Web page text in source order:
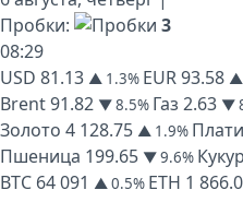
Пробки:
3
08:29
USD 81.13 ▲ 1.3% EUR93.58 ▲
Brent91.82 ▼ 8.5% Газ 2.63 ▼
Золото 4 128.75 ▲ 1.9%
Пшеница 199.65 ▼ 9.6%
BTC 64 091 ▲ 0.5% ETH 1